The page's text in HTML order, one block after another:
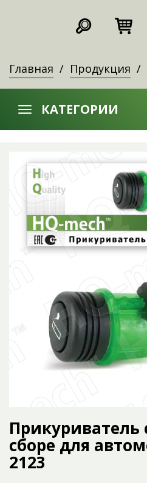
Главная Продукция
КАТЕГОРИИ
Прикуриватель
сборе для
2123